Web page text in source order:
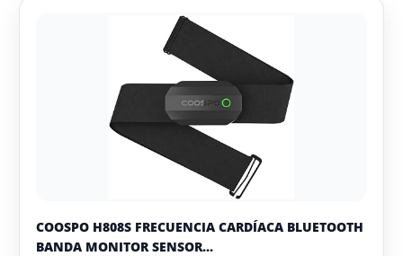
COOSPO H808S FRECUENCIA CARDÍACA BLUETOOTH
BANDA MONITOR SENSOR...